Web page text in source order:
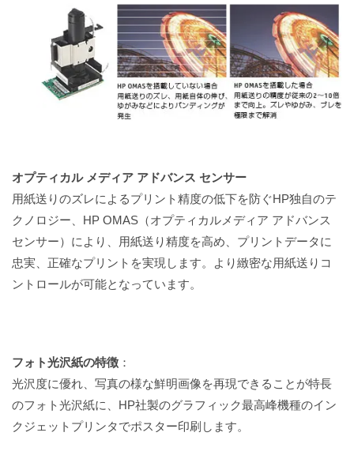
オプティカル メディア アドバンス センサー
用紙送りのズレによるプリント精度の低下を防ぐHP独自のテ
クノロジー、HP OMAS（オプティカルメディア アドバンス
センサー）により、用紙送り精度を高め、プリントデータに
忠実、正確なプリントを実現します。より緻密な用紙送りコ
ントロールが可能となっています。
フォト光沢紙の特徴 ：
光沢度に優れ、写真の様な鮮明画像を再現できることが特長
のフォト光沢紙に、HP社製のグラフィック最高峰機種のイン
クジェットプリンタでポスター印刷します。